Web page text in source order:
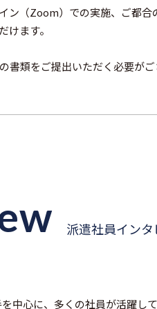
ン（Zoom）での実施、ご都合
けます。
書類をご提出いただく必要が
派遣社員イン
中心に、多くの社員が活躍して